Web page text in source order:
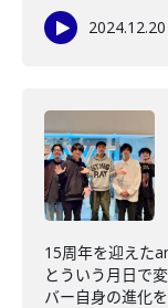
2024.12.20
15周年を迎えた
とういう月日で
バー自身の進化